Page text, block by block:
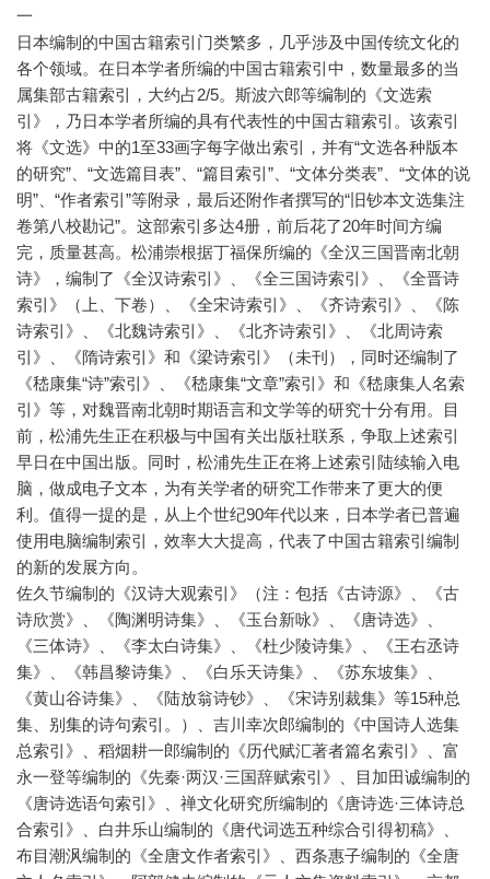
一
日本编制的中国古籍索引门类繁多，几乎涉及中国传统文化的
各个领域。在日本学者所编的中国古籍索引中，数量最多的当
属集部古籍索引，大约占2/5。斯波六郎等编制的《文选索
引》，乃日本学者所编的具有代表性的中国古籍索引。该索引
将《文选》中的1至33画字每字做出索引，并有“文选各种版本
的研究”、“文选篇目表”、“篇目索引”、“文体分类表”、“文体的说
明”、“作者索引”等附录，最后还附作者撰写的“旧钞本文选集注
卷第八校勘记”。这部索引多达4册，前后花了20年时间方编
完，质量甚高。松浦崇根据丁福保所编的《全汉三国晋南北朝
诗》，编制了《全汉诗索引》、《全三国诗索引》、《全晋诗
索引》（上、下卷）、《全宋诗索引》、《齐诗索引》、《陈
诗索引》、《北魏诗索引》、《北齐诗索引》、《北周诗索
引》、《隋诗索引》和《梁诗索引》（未刊），同时还编制了
《嵇康集“诗”索引》、《嵇康集“文章”索引》和《嵇康集人名索
引》等，对魏晋南北朝时期语言和文学等的研究十分有用。目
前，松浦先生正在积极与中国有关出版社联系，争取上述索引
早日在中国出版。同时，松浦先生正在将上述索引陆续输入电
脑，做成电子文本，为有关学者的研究工作带来了更大的便
利。值得一提的是，从上个世纪90年代以来，日本学者已普遍
使用电脑编制索引，效率大大提高，代表了中国古籍索引编制
的新的发展方向。
佐久节编制的《汉诗大观索引》（注：包括《古诗源》、《古
诗欣赏》、《陶渊明诗集》、《玉台新咏》、《唐诗选》、
《三体诗》、《李太白诗集》、《杜少陵诗集》、《王右丞诗
集》、《韩昌黎诗集》、《白乐天诗集》、《苏东坡集》、
《黄山谷诗集》、《陆放翁诗钞》、《宋诗别裁集》等15种总
集、别集的诗句索引。）、吉川幸次郎编制的《中国诗人选集
总索引》、稻烟耕一郎编制的《历代赋汇著者篇名索引》、富
永一登等编制的《先秦·两汉·三国辞赋索引》、目加田诚编制的
《唐诗选语句索引》、禅文化研究所编制的《唐诗选·三体诗总
合索引》、白井乐山编制的《唐代词选五种综合引得初稿》、
布目潮沨编制的《全唐文作者索引》、西条惠子编制的《全唐